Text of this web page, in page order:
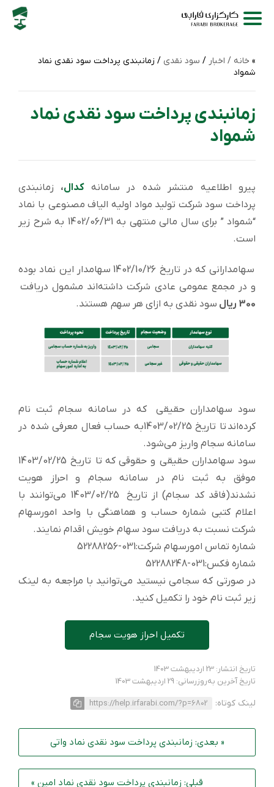
خانه / اخبار / سود نقدی / زمانبندی پرداخت سود نقدی نماد
شمواد
زمانبندی پرداخت سود نقدی نماد
شمواد
پیرو اطلاعیه منتشر شده در سامانه کدال، زمانبندی
پرداخت سود شركت تولید مواد اولیه الیاف مصنوعی با نماد
“شمواد ” برای سال مالی منتهی به 1402/06/31 به شرح زیر
است.
سهامدارانی که در تاریخ 1402/10/26 سهامدار این نماد بوده
و در مجمع عمومی عادی شرکت داشته‌اند مشمول دریافت
300 ریال
سود نقدی به ازای هر سهم هستند.
سود سهامداران حقیقی
که در سامانه سجام ثبت نام
کرده‌اند تا تاریخ 1403/02/25به حساب فعال معرفی شده در
سامانه سجام واریز می‌شود.
سود سهامداران حقیقی و حقوقی که
تا تاریخ 1403/02/25
موفق به ثبت نام در سامانه سجام و احراز هویت
نشدند(فاقد کد سجام) از تاریخ 1403/02/25 می‌توانند با
اعلام کتبی شماره حساب و هماهنگی با واحد امورسهام
شرکت نسبت به دریافت سود سهام خویش اقدام نمایند.
شماره تماس امورسهام شرکت:031-52288256
شماره فکس:031-52288248
در صورتی که سجامی نیستید می‌توانید با مراجعه به لینک
زیر ثبت نام خود را تکمیل کنید.
تکمیل احراز هویت سجام
تاریخ انتشار: 23 اردیبهشت 1403
تاریخ آخرین به‌روزرسانی: 29 اردیبهشت 1403
لینک کوتاه: https://help.irfarabi.com/?p=6802
« بعدی: زمانبندی پرداخت سود نقدی نماد واتی
قبلی: زمانبندی پرداخت سود نقدی نماد امین »